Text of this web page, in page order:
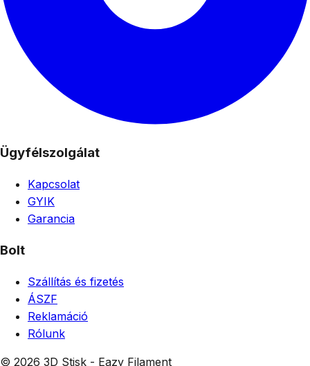
Ügyfélszolgálat
Kapcsolat
GYIK
Garancia
Bolt
Szállítás és fizetés
ÁSZF
Reklamáció
Rólunk
© 2026 3D Stisk - Eazy Filament